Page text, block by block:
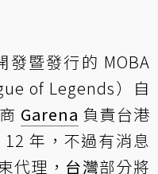
發暨發行的 MOBA
of Legends）自
Garena 負責台港
年，不過有消息
代理， 台灣部分將